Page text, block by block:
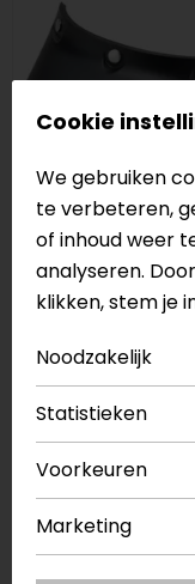
Shoei
Ex-Zero Peak
Cookie
We gebruiken
te verbeteren,
of inhoud weer
analyseren.
klikken, stem je
Noodzakelijk
Statistieken
Voorkeuren
Marketing